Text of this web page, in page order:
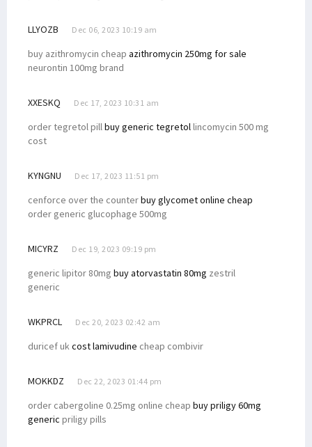
LLYOZB Dec 06, 2023 10:19 am
buy azithromycin cheap azithromycin 250mg for sale
neurontin 100mg brand
XXESKQ Dec 17, 2023 10:31 am
order tegretol pillbuy generic tegretollincomycin 500 mg
cost
KYNGNU Dec 17, 2023 11:51 pm
cenforce over the counterbuy glycomet online cheap
order generic glucophage 500mg
MICYRZ Dec 19, 2023 09:19 pm
generic lipitor 80mg buy atorvastatin 80mg zestril
generic
WKPRCL Dec 20, 2023 02:42 am
duricef ukcost lamivudine cheap combivir
MOKKDZ Dec 22, 2023 01:44 pm
order cabergoline 0.25mg online cheap buy priligy 60mg
generic priligy pills